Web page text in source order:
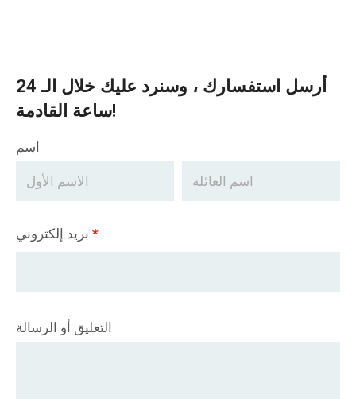
أرسل استفسارك ، وسنرد عليك خلال الـ 24
ساعة القادمة!
اسم
*
التعليق أو الرسالة